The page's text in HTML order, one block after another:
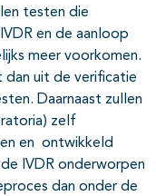
testen die
en de aanloop
meer voorkomen.
dan uit de verificatie
Daarnaast zullen
zelf
en ontwikkeld
IVDR onderworpen
dan onder de